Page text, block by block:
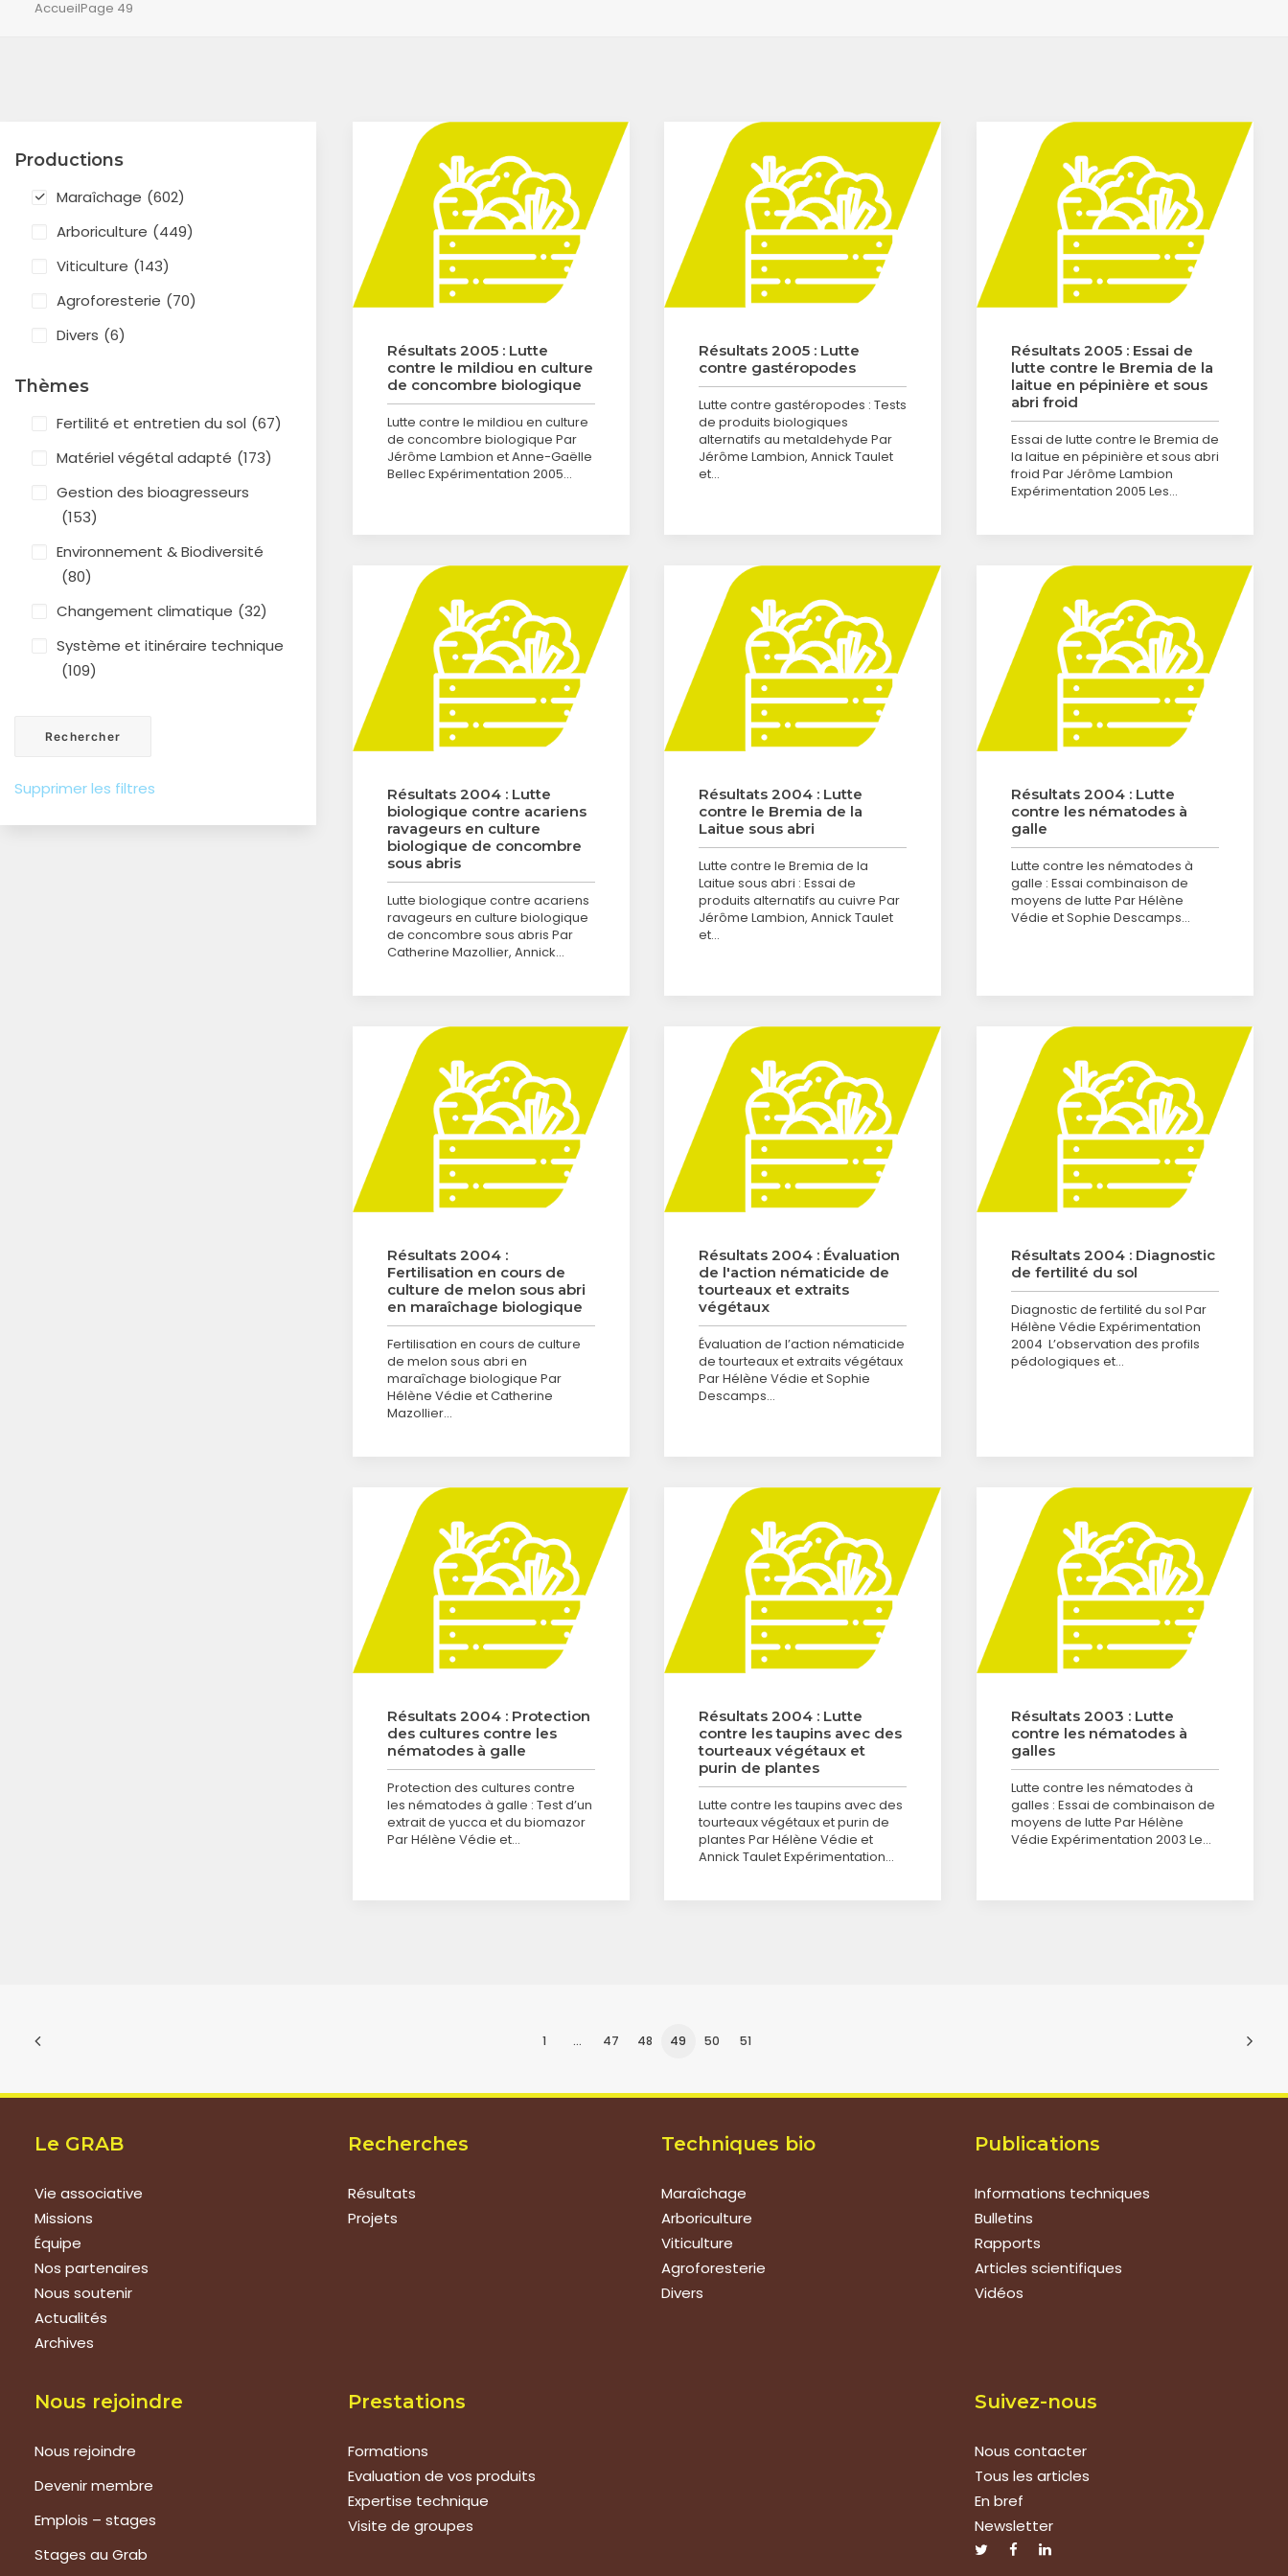
AccueilPage 49
Productions
Maraîchage (602)
Arboriculture (449)
Viticulture (143)
Agroforesterie (70)
Divers (6)
Thèmes
Fertilité et entretien du sol (67)
Matériel végétal adapté (173)
Gestion des bioagresseurs
(153)
Environnement & Biodiversité
(80)
Changement climatique (32)
Système et itinéraire technique
(109)
Supprimer les filtres
Résultats 2005 : Lutte
contre le mildiou en culture
de concombre biologique
Lutte contre le mildiou en culture
de concombre biologique Par
Jérôme Lambion et Anne-Gaëlle
Bellec Expérimentation 2005…
Résultats 2005 : Lutte
contre gastéropodes
Lutte contre gastéropodes : Tests
de produits biologiques
alternatifs au metaldehyde Par
Jérôme Lambion, Annick Taulet
et…
Résultats 2005 : Essai de
lutte contre le Bremia de la
laitue en pépinière et sous
abri froid
Essai de lutte contre le Bremia de
la laitue en pépinière et sous abri
froid Par Jérôme Lambion
Expérimentation 2005 Les…
Résultats 2004 : Lutte
biologique contre acariens
ravageurs en culture
biologique de concombre
sous abris
Lutte biologique contre acariens
ravageurs en culture biologique
de concombre sous abris Par
Catherine Mazollier, Annick…
Résultats 2004 : Lutte
contre le Bremia de la
Laitue sous abri
Lutte contre le Bremia de la
Laitue sous abri : Essai de
produits alternatifs au cuivre Par
Jérôme Lambion, Annick Taulet
et…
Résultats 2004 : Lutte
contre les nématodes à
galle
Lutte contre les nématodes à
galle : Essai combinaison de
moyens de lutte Par Hélène
Védie et Sophie Descamps…
Résultats 2004 :
Fertilisation en cours de
culture de melon sous abri
en maraîchage biologique
Fertilisation en cours de culture
de melon sous abri en
maraîchage biologique Par
Hélène Védie et Catherine
Mazollier…
Résultats 2004 : Évaluation
de l'action nématicide de
tourteaux et extraits
végétaux
Évaluation de l’action nématicide
de tourteaux et extraits végétaux
Par Hélène Védie et Sophie
Descamps…
Résultats 2004 : Diagnostic
de fertilité du sol
Diagnostic de fertilité du sol Par
Hélène Védie Expérimentation
2004 L’observation des profils
pédologiques et…
Résultats 2004 : Protection
des cultures contre les
nématodes à galle
Protection des cultures contre
les nématodes à galle : Test d’un
extrait de yucca et du biomazor
Par Hélène Védie et…
Résultats 2004 : Lutte
contre les taupins avec des
tourteaux végétaux et
purin de plantes
Lutte contre les taupins avec des
tourteaux végétaux et purin de
plantes Par Hélène Védie et
Annick Taulet Expérimentation…
Résultats 2003 : Lutte
contre les nématodes à
galles
Lutte contre les nématodes à
galles : Essai de combinaison de
moyens de lutte Par Hélène
Védie Expérimentation 2003 Le…
1 … 47 48 49 50 51
Le GRAB
Vie associative
Missions
Équipe
Nos partenaires
Nous soutenir
Actualités
Archives
Recherches
Résultats
Projets
Techniques bio
Maraîchage
Arboriculture
Viticulture
Agroforesterie
Divers
Publications
Informations techniques
Bulletins
Rapports
Articles scientifiques
Vidéos
Nous rejoindre
Nous rejoindre
Devenir membre
Emplois – stages
Stages au Grab
Prestations
Formations
Evaluation de vos produits
Expertise technique
Visite de groupes
Suivez-nous
Nous contacter
Tous les articles
En bref
Newsletter